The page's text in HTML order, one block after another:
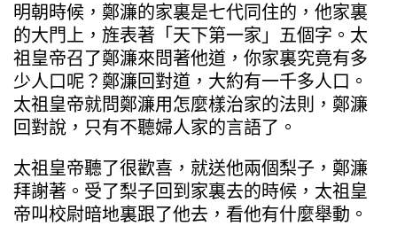
明朝時候，鄭濂的家裏是七代同住的，他家裏
的大門上，旌表著「天下第一家」五個字。太
祖皇帝召了鄭濂來問著他道，你家裏究竟有多
少人口呢？鄭濂回對道，大約有一千多人口。
太祖皇帝就問鄭濂用怎麼樣治家的法則，鄭濂
回對說，只有不聽婦人家的言語了。
太祖皇帝聽了很歡喜，就送他兩個梨子，鄭濂
拜謝著。受了梨子回到家裏去的時候，太祖皇
帝叫校尉暗地裏跟了他去，看他有什麼舉動。